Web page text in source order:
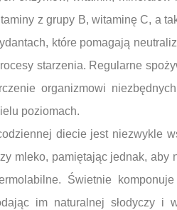
z grupy B, witaminę C, a
które pomagają
starzenia. Regularne
organizmowi
poziomach.
diecie jest niezwykle
mleko, pamiętając jednak, aby
Świetnie
im naturalnej słodyczy i